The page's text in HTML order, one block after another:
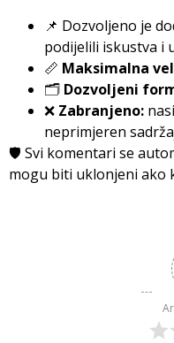
📌 Dozvoljeno je
podijelili iskustva i
📏 Maksimalna
🗂️ Dozvoljeni
❌ Zabranjeno:
neprimjeren
🛡️ Svi komentari se
mogu biti uklonjeni ako